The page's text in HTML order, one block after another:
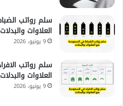
العلاوات والبدلات
9 يونيو، 2026
العلاوات والبدلات
9 يونيو، 2026